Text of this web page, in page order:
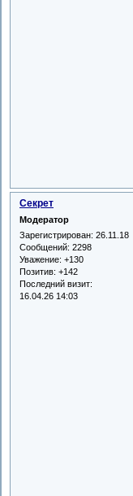
Секрет
Модератор
Зарегистрирован: 26.11.18
Сообщений: 2298
Уважение: +130
Позитив: +142
Последний визит:
16.04.26 14:03